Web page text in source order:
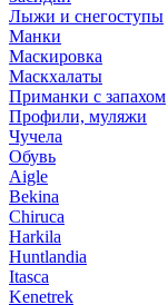
Лыжи и снегоступы
Манки
Маскировка
Маскхалаты
Приманки с запахом
Профили, муляжи
Чучела
Обувь
Aigle
Bekina
Chiruсa
Harkila
Huntlandia
Itasca
Kenetrek